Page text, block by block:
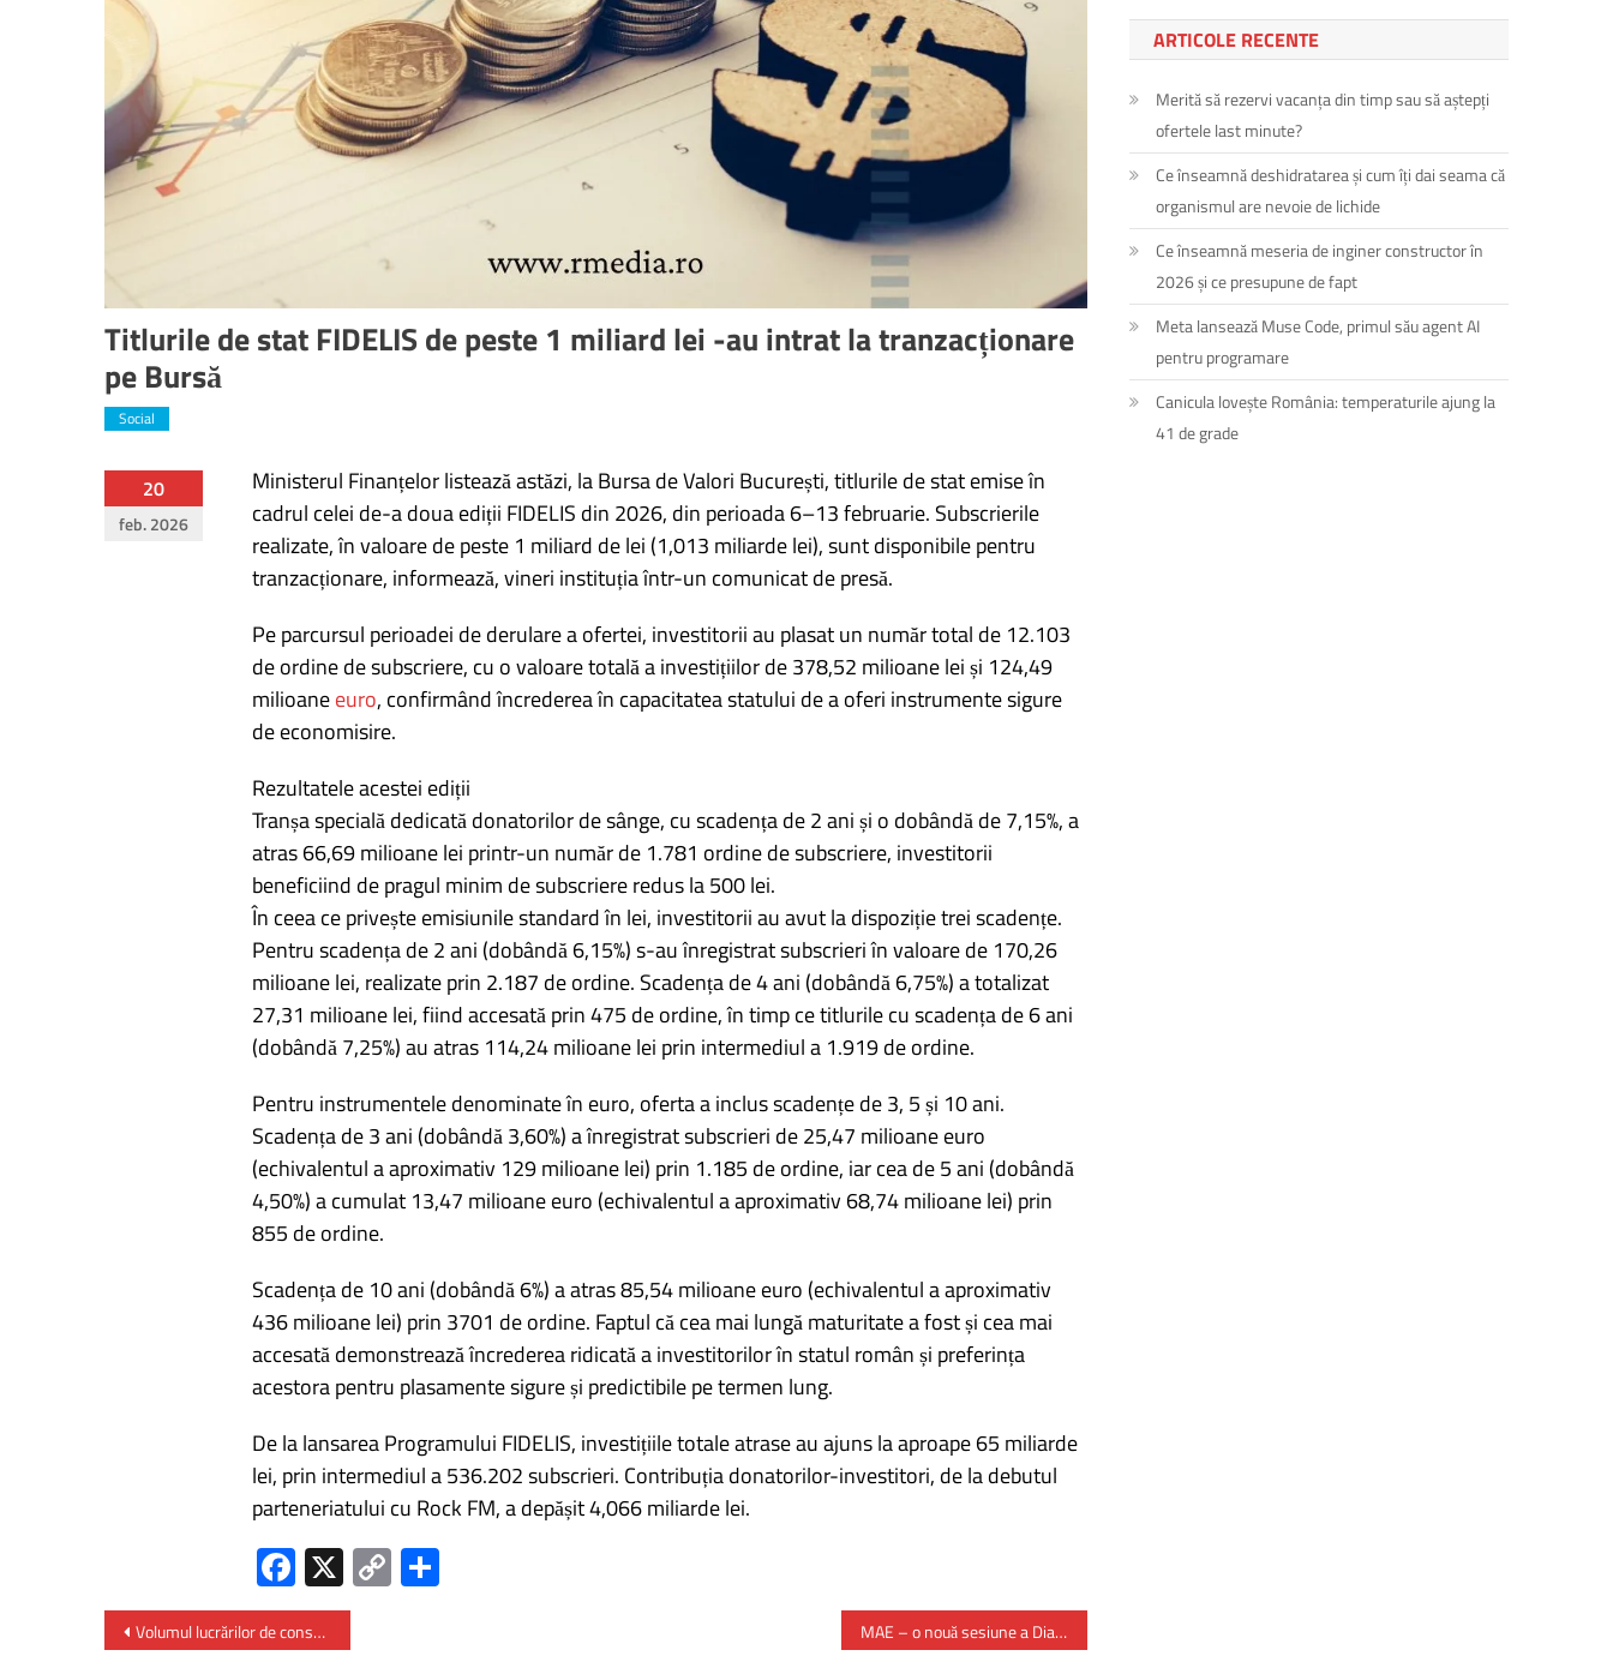
Titlurile de stat FIDELIS de peste 1 miliard lei -au intrat la tranzacționare
pe Bursă
Social
20
feb. 2026
Ministerul Finanțelor listează astăzi, la Bursa de Valori București, titlurile de stat emise în
cadrul celei de-a doua ediții FIDELIS din 2026, din perioada 6–13 februarie. Subscrierile
realizate, în valoare de peste 1 miliard de lei (1,013 miliarde lei), sunt disponibile pentru
tranzacționare, informează, vineri instituția într-un comunicat de presă.
Pe parcursul perioadei de derulare a ofertei, investitorii au plasat un număr total de 12.103
de ordine de subscriere, cu o valoare totală a investițiilor de 378,52 milioane lei și 124,49
milioaneeuro, confirmând încrederea în capacitatea statului de a oferi instrumente sigure
de economisire.
Rezultatele acestei ediții
Tranșa specială dedicată donatorilor de sânge, cu scadența de 2 ani și o dobândă de 7,15%, a
atras 66,69 milioane lei printr-un număr de 1.781 ordine de subscriere, investitorii
beneficiind de pragul minim de subscriere redus la 500 lei.
În ceea ce privește emisiunile standard în lei, investitorii au avut la dispoziție trei scadențe.
Pentru scadența de 2 ani (dobândă 6,15%) s-au înregistrat subscrieri în valoare de 170,26
milioane lei, realizate prin 2.187 de ordine. Scadența de 4 ani (dobândă 6,75%) a totalizat
27,31 milioane lei, fiind accesată prin 475 de ordine, în timp ce titlurile cu scadența de 6 ani
(dobândă 7,25%) au atras 114,24 milioane lei prin intermediul a 1.919 de ordine.
Pentru instrumentele denominate în euro, oferta a inclus scadențe de 3, 5 și 10 ani.
Scadența de 3 ani (dobândă 3,60%) a înregistrat subscrieri de 25,47 milioane euro
(echivalentul a aproximativ 129 milioane lei) prin 1.185 de ordine, iar cea de 5 ani (dobândă
4,50%) a cumulat 13,47 milioane euro (echivalentul a aproximativ 68,74 milioane lei) prin
855 de ordine.
Scadența de 10 ani (dobândă 6%) a atras 85,54 milioane euro (echivalentul a aproximativ
436 milioane lei) prin 3701 de ordine. Faptul că cea mai lungă maturitate a fost și cea mai
accesată demonstrează încrederea ridicată a investitorilor în statul român și preferința
acestora pentru plasamente sigure și predictibile pe termen lung.
De la lansarea Programului FIDELIS, investițiile totale atrase au ajuns la aproape 65 miliarde
lei, prin intermediul a 536.202 subscrieri. Contribuția donatorilor-investitori, de la debutul
parteneriatului cu Rock FM, a depășit 4,066 miliarde lei.
Fa
ce
b
X C
o
P
ar
Navigare
în
Volumul lucrărilor de construcții a crescut anul trecut cu 8% MAE – o nouă sesiune a Dialogului Strategic cu Turcia
ARTICOLE RECENTE
Merită să rezervi vacanța din timp sau să aștepți
ofertele last minute?
Ce înseamnă deshidratarea și cum îți dai seama că
organismul are nevoie de lichide
Ce înseamnă meseria de inginer constructor în
2026 și ce presupune de fapt
Meta lansează Muse Code, primul său agent AI
pentru programare
Canicula lovește România: temperaturile ajung la
41 de grade